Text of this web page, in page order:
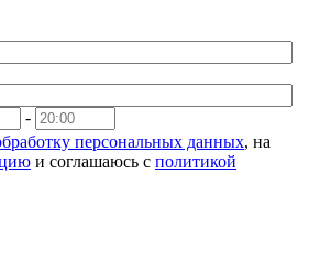
-
персональных данных, на
и соглашаюсь с политикой